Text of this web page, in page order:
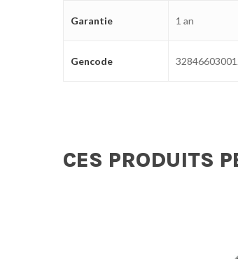
Garantie 1 an
Gencode
CES PRODUITS